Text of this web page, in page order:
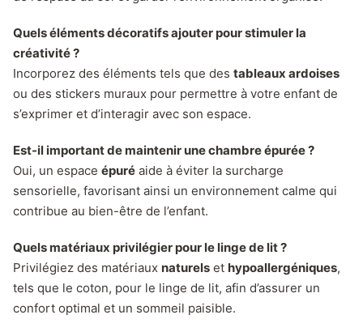
Quels éléments décoratifs ajouter pour stimuler la
créativité ?
Incorporez des éléments tels que des tableaux ardoises
ou des stickers muraux pour permettre à votre enfant de
s’exprimer et d’interagir avec son espace.
Est-il important de maintenir une chambre épurée ?
Oui, un espace épuré aide à éviter la surcharge
sensorielle, favorisant ainsi un environnement calme qui
contribue au bien-être de l’enfant.
Quels matériaux privilégier pour le linge de lit ?
Privilégiez des matériaux naturels et hypoallergéniques,
tels que le coton, pour le linge de lit, afin d’assurer un
confort optimal et un sommeil paisible.